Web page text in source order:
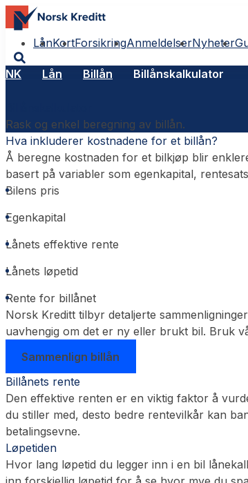
LånKortForsikringAnmeldelserNyheter
NK Lån Billån Billånskalkulator
Rask og enkel beregning av billån.
Hva inkluderer kostnadene for et billån?
Å beregne kostnaden for et bilkjøp blir
basert på variabler som egenkapital,
Bilens pris
Egenkapital
Lånets effektive rente
Lånets løpetid
Rente for billånet
Norsk Kreditt tilbyr detaljerte
uavhengig om det er ny eller brukt bil. Bruk
Sammenlign billån
Billånets rente
Den effektive renten er en viktig faktor å
du stiller med, desto bedre rentevilkår kan
betalingsevne.
Løpetiden
Hvor lang løpetid du legger inn i en bil